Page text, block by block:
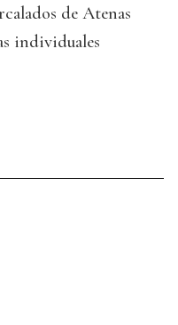
de Atenas
individuales